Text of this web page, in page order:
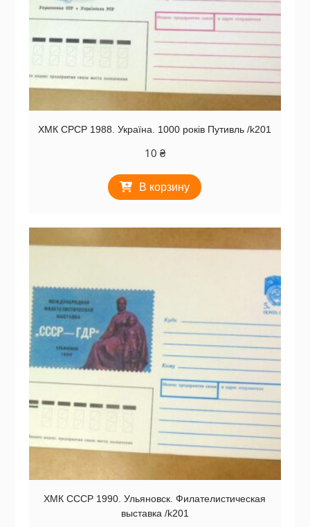
ХМК СРСР 1988. Україна. 1000 років Путивль /k201
10 ₴
В корзину
ХМК СССР 1990. Ульяновск. Филателистическая
выставка /k201